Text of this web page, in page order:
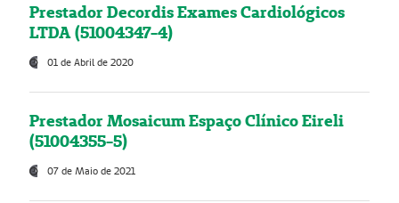
Prestador Decordis Exames Cardiológicos
LTDA (51004347-4)
01 de Abril de 2020
Prestador Mosaicum Espaço Clínico Eireli
(51004355-5)
07 de Maio de 2021